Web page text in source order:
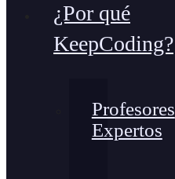
¿Por qué
KeepCoding?
Profesores
Expertos